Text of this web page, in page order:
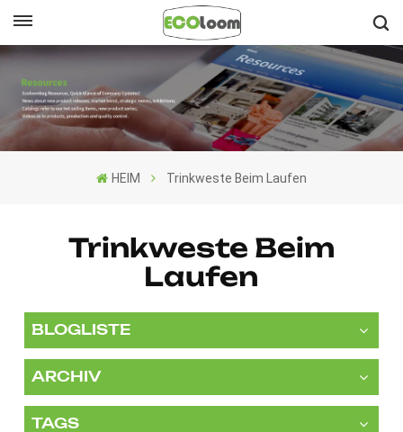
English
Français
HEIM Trinkweste Beim Laufen
Trinkweste Beim
Laufen
BLOGLISTE
ARCHIV
TAGS